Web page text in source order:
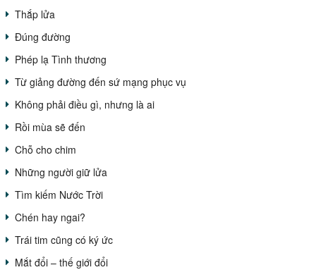
Thắp lửa
Đúng đường
Phép lạ Tình thương
Từ giảng đường đến sứ mạng phục vụ
Không phải điều gì, nhưng là ai
Rồi mùa sẽ đến
Chỗ cho chim
Những người giữ lửa
Tìm kiếm Nước Trời
Chén hay ngai?
Trái tim cũng có ký ức
Mắt đổi – thế giới đổi